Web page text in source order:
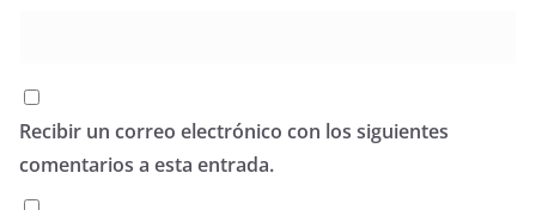
Recibir un correo electrónico con los siguientes
comentarios a esta entrada.